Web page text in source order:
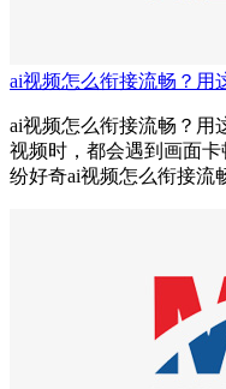
ai视频怎么衔接流畅？用
ai视频怎么衔接流畅？用
视频时，都会遇到画面
纷好奇ai视频怎么衔接流